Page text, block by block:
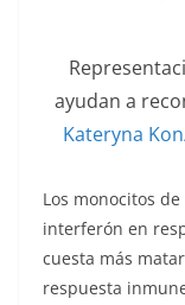
ayudan a
Kateryna
Los monocitos
interferón en
cuesta más
respuesta